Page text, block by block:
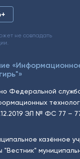
не совпадать
Федеральной
ЭЛ № ФС 77 –
казённое
"Вестник"